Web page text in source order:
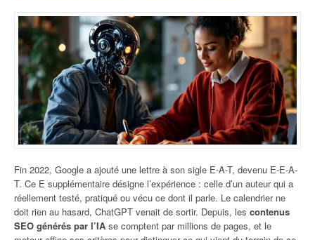
Fin 2022, Google a ajouté une lettre à son sigle E-A-T, devenu E-E-A-
T. Ce E supplémentaire désigne l’expérience : celle d’un auteur qui a
réellement testé, pratiqué ou vécu ce dont il parle. Le calendrier ne
doit rien au hasard, ChatGPT venait de sortir. Depuis, les contenus
SEO générés par l’IA se comptent par millions de pages, et le